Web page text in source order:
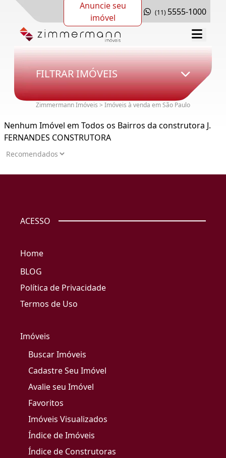
Anuncie seu
imóvel
(11) 5555-1000
FILTRAR IMÓVEIS
Zimmermann Imóveis > Imóveis à venda em São Paulo
Nenhum Imóvel em Todos os Bairros da construtora J.
FERNANDES CONSTRUTORA
ACESSO
Home
BLOG
Política de Privacidade
Termos de Uso
Imóveis
Buscar Imóveis
Cadastre Seu Imóvel
Avalie seu Imóvel
Favoritos
Imóveis Visualizados
Índice de Imóveis
Índice de Construtoras